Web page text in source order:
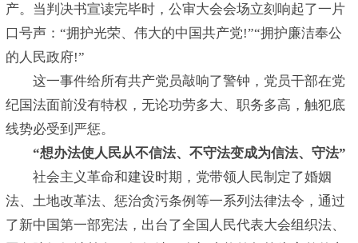
产。当判决书宣读完毕时，公审大会会场立刻响起了一片
口号声：“拥护光荣、伟大的中国共产党!”“拥护廉洁奉公
的人民政府!”
这一事件给所有共产党员敲响了警钟，党员干部在党
纪国法面前没有特权，无论功劳多大、职务多高，触犯底
线势必受到严惩。
“想办法使人民从不信法、不守法变成为信法、守法”
社会主义革命和建设时期，党带领人民制定了婚姻
法、土地改革法、惩治贪污条例等一系列法律法令，通过
了新中国第一部宪法，出台了全国人民代表大会组织法、